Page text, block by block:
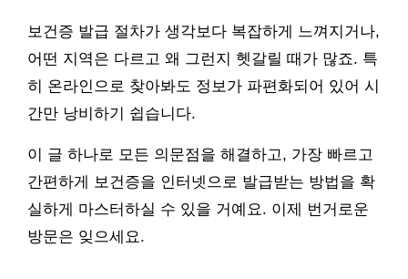
보건증 발급 절차가 생각보다 복잡하게 느껴지거나,
어떤 지역은 다르고 왜 그런지 헷갈릴 때가 많죠. 특
히 온라인으로 찾아봐도 정보가 파편화되어 있어 시
간만 낭비하기 쉽습니다.
이 글 하나로 모든 의문점을 해결하고, 가장 빠르고
간편하게 보건증을 인터넷으로 발급받는 방법을 확
실하게 마스터하실 수 있을 거예요. 이제 번거로운
방문은 잊으세요.